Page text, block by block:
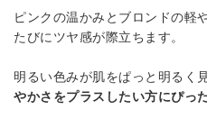
ピンクの温かみとブロンドの軽
たびにツヤ感が際立ちます。
明るい色みが肌をぱっと明るく
やかさをプラスしたい方にぴっ